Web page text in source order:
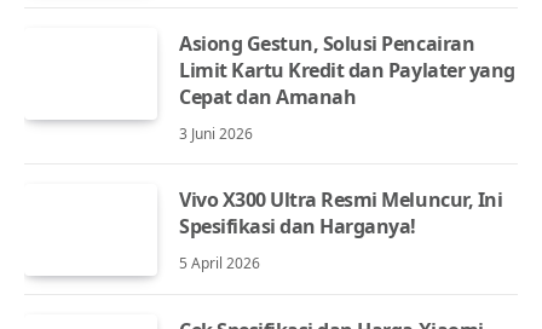
Asiong Gestun, Solusi Pencairan
Limit Kartu Kredit dan Paylater yang
Cepat dan Amanah
3 Juni 2026
Vivo X300 Ultra Resmi Meluncur, Ini
Spesifikasi dan Harganya!
5 April 2026